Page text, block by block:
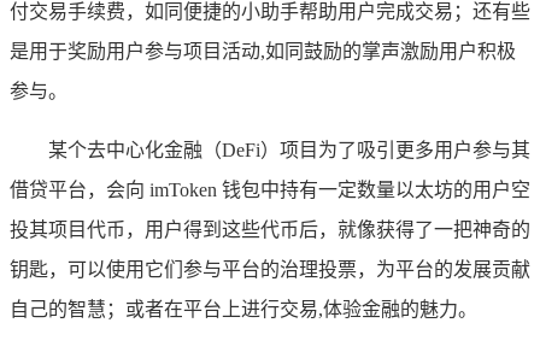
付交易手续费，如同便捷的小助手帮助用户完成交易；还有些
是用于奖励用户参与项目活动,如同鼓励的掌声激励用户积极
参与。
某个去中心化金融（DeFi）项目为了吸引更多用户参与其
借贷平台，会向 imToken 钱包中持有一定数量以太坊的用户空
投其项目代币，用户得到这些代币后，就像获得了一把神奇的
钥匙，可以使用它们参与平台的治理投票，为平台的发展贡献
自己的智慧；或者在平台上进行交易,体验金融的魅力。